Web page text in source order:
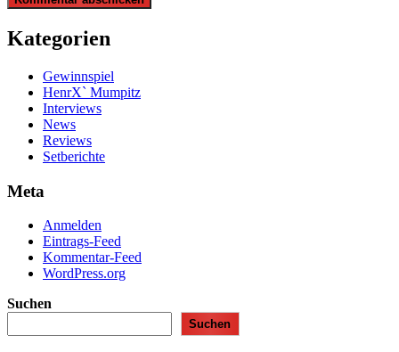
Kategorien
Gewinnspiel
HenrX` Mumpitz
Interviews
News
Reviews
Setberichte
Meta
Anmelden
Eintrags-Feed
Kommentar-Feed
WordPress.org
Suchen
Suchen